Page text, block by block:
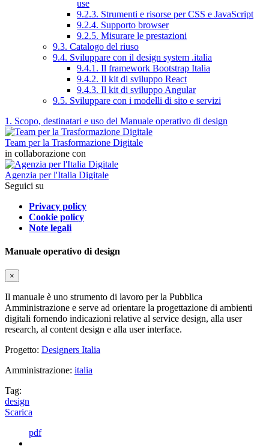
use
9.2.3. Strumenti e risorse per CSS e JavaScript
9.2.4. Supporto browser
9.2.5. Misurare le prestazioni
9.3. Catalogo del riuso
9.4. Sviluppare con il design system .italia
9.4.1. Il framework Bootstrap Italia
9.4.2. Il kit di sviluppo React
9.4.3. Il kit di sviluppo Angular
9.5. Sviluppare con i modelli di sito e servizi
1. Scopo, destinatari e uso del Manuale operativo di design
Team per la Trasformazione Digitale
in collaborazione con
Agenzia per l'Italia Digitale
Seguici su
Privacy policy
Cookie policy
Note legali
Manuale operativo di design
×
Il manuale è uno strumento di lavoro per la Pubblica
Amministrazione e serve ad orientare la progettazione di ambienti
digitali fornendo indicazioni relative al service design, alla user
research, al content design e alla user interface.
Progetto: Designers Italia
Amministrazione: italia
Tag:
design
Scarica
pdf